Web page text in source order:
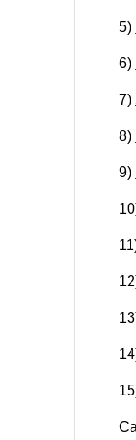
5)
6)
7)
8)
9)